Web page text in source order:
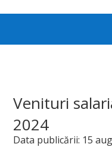
Venituri
2024
Data publicării: 15